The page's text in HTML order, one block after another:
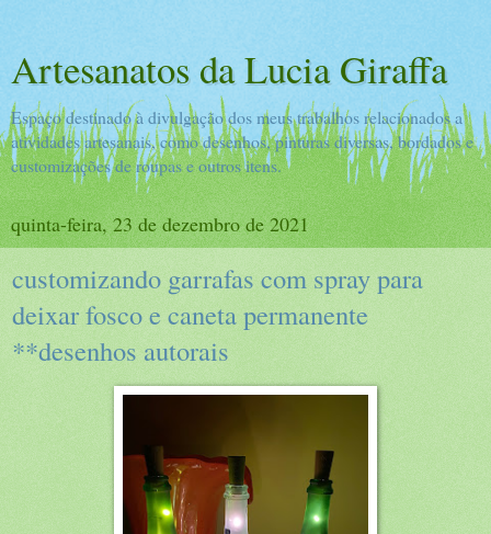
Artesanatos da Lucia Giraffa
Espaço destinado à divulgação dos meus trabalhos relacionados a
atividades artesanais, como desenhos, pinturas diversas, bordados e
customizações de roupas e outros itens.
quinta-feira, 23 de dezembro de 2021
customizando garrafas com spray para
deixar fosco e caneta permanente
**desenhos autorais